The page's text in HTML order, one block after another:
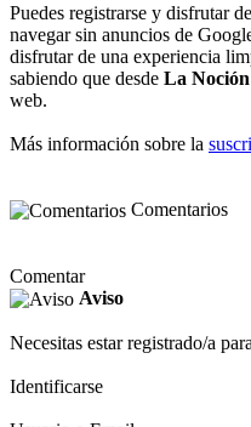
Puedes registrarse y disfrutar
navegar sin anuncios de
disfrutar de una experiencia
sabiendo que desde La Noción
web.
Más información sobre la
Comentarios
Comentar
Aviso
Necesitas estar registrado/a
Identificarse